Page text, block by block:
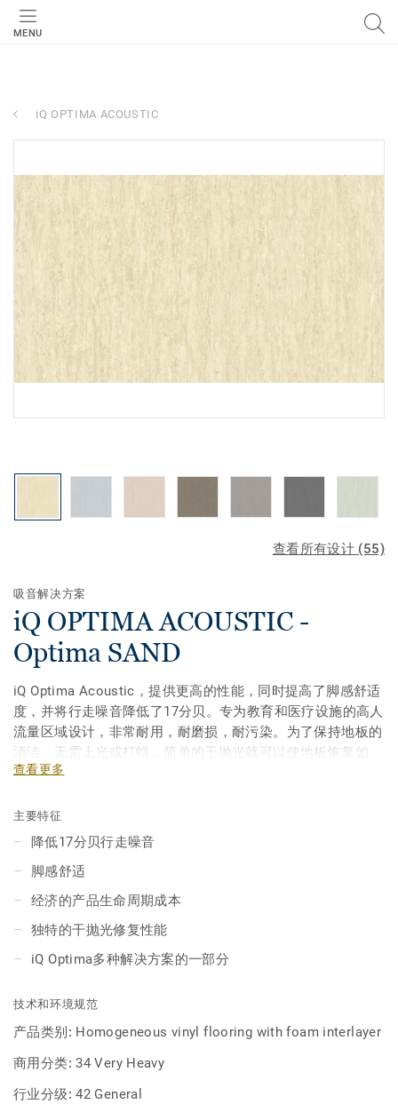
MENU
iQ OPTIMA ACOUSTIC
查看所有设计 (55)
吸音解决方案
iQ OPTIMA ACOUSTIC -
Optima SAND
iQ Optima Acoustic，提供更高的性能，同时提高了脚感舒适
度，并将行走噪音降低了17分贝。专为教育和医疗设施的高人
流量区域设计，非常耐用，耐磨损，耐污染。为了保持地板的
清洁，无需上光或打蜡，简单的干抛光就可以使地板恢复如
新。12种颜色选择，专门为搭配iQ Optima系列的其他产品和
查看更多
主要特征
降低17分贝行走噪音
脚感舒适
经济的产品生命周期成本
独特的干抛光修复性能
iQ Optima多种解决方案的一部分
技术和环境规范
产品类别: Homogeneous vinyl flooring with foam interlayer
商用分类:34 Very Heavy
行业分级:42 General